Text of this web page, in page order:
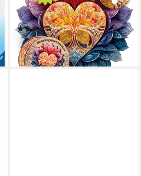
Mandala Holzpuzzle (2D), 297
Puzzleteile
(1)
ab 39,90 €
lieferbar - in 3-4 Werktagen bei dir